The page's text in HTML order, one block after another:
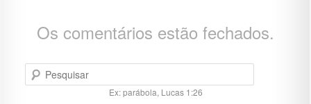
Os comentários estão fechados.
Pesquisar
Ex: parábola, Lucas 1:26